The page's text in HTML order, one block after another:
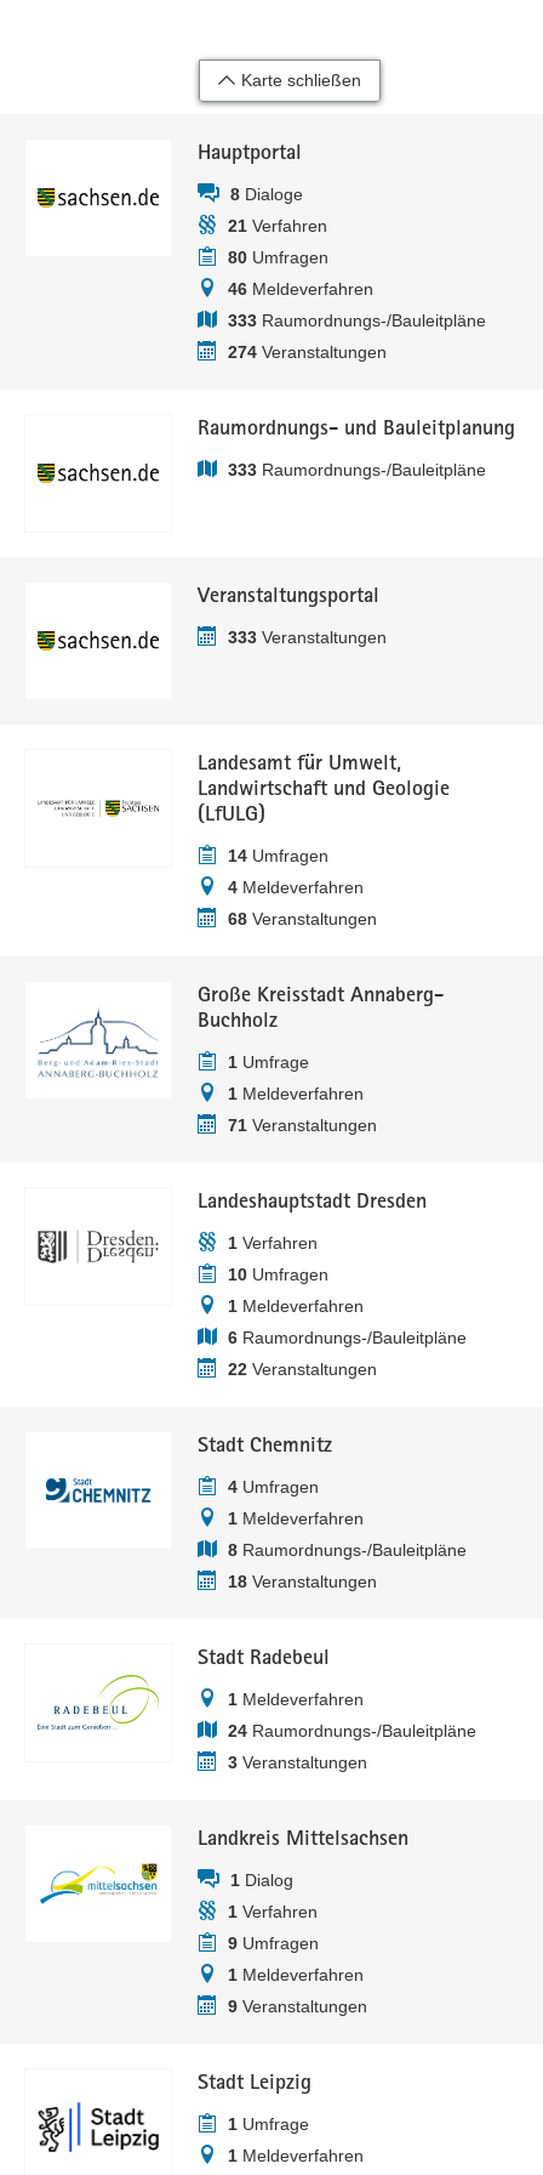
Karte schließen
Hauptportal
8 Dialoge
21 Verfahren
80 Umfragen
46 Meldeverfahren
333 Raumordnungs-/Bauleitpläne
274 Veranstaltungen
Raumordnungs- und Bauleitplanung
333 Raumordnungs-/Bauleitpläne
Veranstaltungsportal
333 Veranstaltungen
Landesamt für Umwelt,
Landwirtschaft und Geologie
(LfULG)
14 Umfragen
4 Meldeverfahren
68 Veranstaltungen
Große Kreisstadt Annaberg-
Buchholz
1 Umfrage
1 Meldeverfahren
71 Veranstaltungen
Landeshauptstadt Dresden
1 Verfahren
10 Umfragen
1 Meldeverfahren
6 Raumordnungs-/Bauleitpläne
22 Veranstaltungen
Stadt Chemnitz
4 Umfragen
1 Meldeverfahren
8 Raumordnungs-/Bauleitpläne
18 Veranstaltungen
Stadt Radebeul
1 Meldeverfahren
24 Raumordnungs-/Bauleitpläne
3 Veranstaltungen
Landkreis Mittelsachsen
1 Dialog
1 Verfahren
9 Umfragen
1 Meldeverfahren
9 Veranstaltungen
Stadt Leipzig
1 Umfrage
1 Meldeverfahren